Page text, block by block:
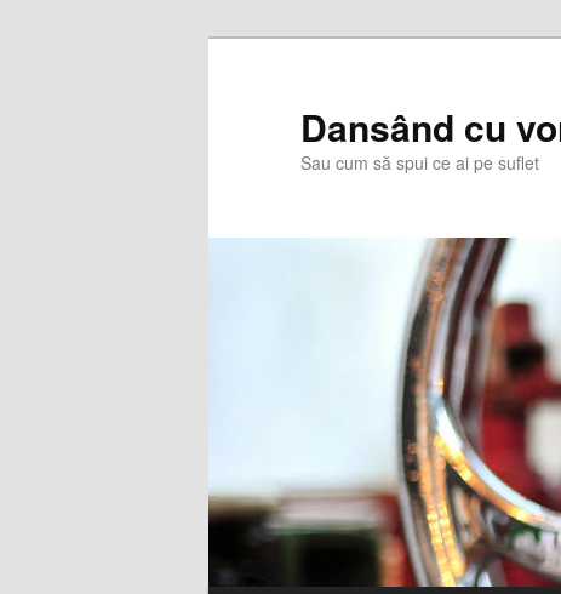
Dansând cu
Sau cum să spui ce ai pe suflet